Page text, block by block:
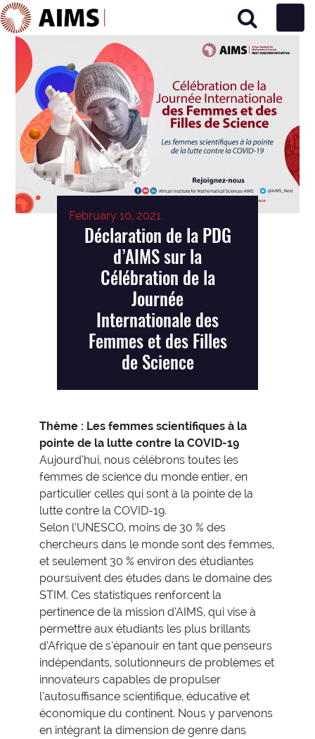
Main Navigation
February 10, 2021
Déclaration de la PDG
d’AIMS sur la
Célébration de la
Journée
Internationale des
Femmes et des Filles
de Science
Thème : Les femmes scientifiques à la
pointe de la lutte contre la COVID-19
Aujourd’hui, nous célébrons toutes les
femmes de science du monde entier, en
particulier celles qui sont à la pointe de la
lutte contre la COVID-19.
Selon l’UNESCO, moins de 30 % des
chercheurs dans le monde sont des femmes,
et seulement 30 % environ des étudiantes
poursuivent des études dans le domaine des
STIM. Ces statistiques renforcent la
pertinence de la mission d’AIMS, qui vise à
permettre aux étudiants les plus brillants
d’Afrique de s’épanouir en tant que penseurs
indépendants, solutionneurs de problèmes et
innovateurs capables de propulser
l’autosuffisance scientifique, éducative et
économique du continent. Nous y parvenons
en intégrant la dimension de genre dans